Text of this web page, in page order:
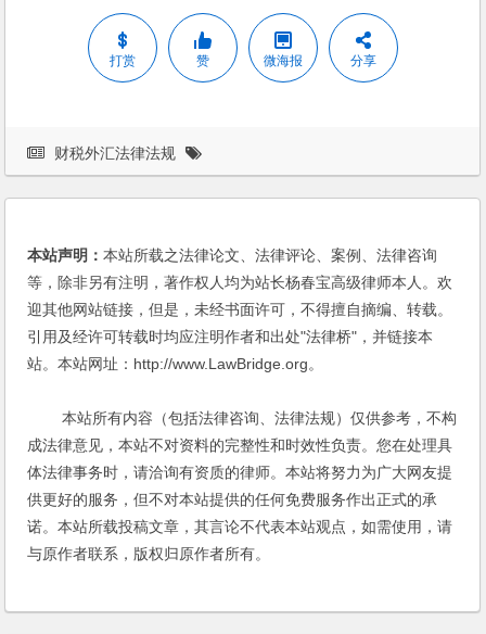
打赏 赞 微海报 分享
财税外汇法律法规
本站声明：本站所载之法律论文、法律评论、案例、法律咨询
等，除非另有注明，著作权人均为站长杨春宝高级律师本人。欢
迎其他网站链接，但是，未经书面许可，不得擅自摘编、转载。
引用及经许可转载时均应注明作者和出处"法律桥"，并链接本
站。本站网址：http://www.LawBridge.org。
本站所有内容（包括法律咨询、法律法规）仅供参考，不构
成法律意见，本站不对资料的完整性和时效性负责。您在处理具
体法律事务时，请洽询有资质的律师。本站将努力为广大网友提
供更好的服务，但不对本站提供的任何免费服务作出正式的承
诺。本站所载投稿文章，其言论不代表本站观点，如需使用，请
与原作者联系，版权归原作者所有。